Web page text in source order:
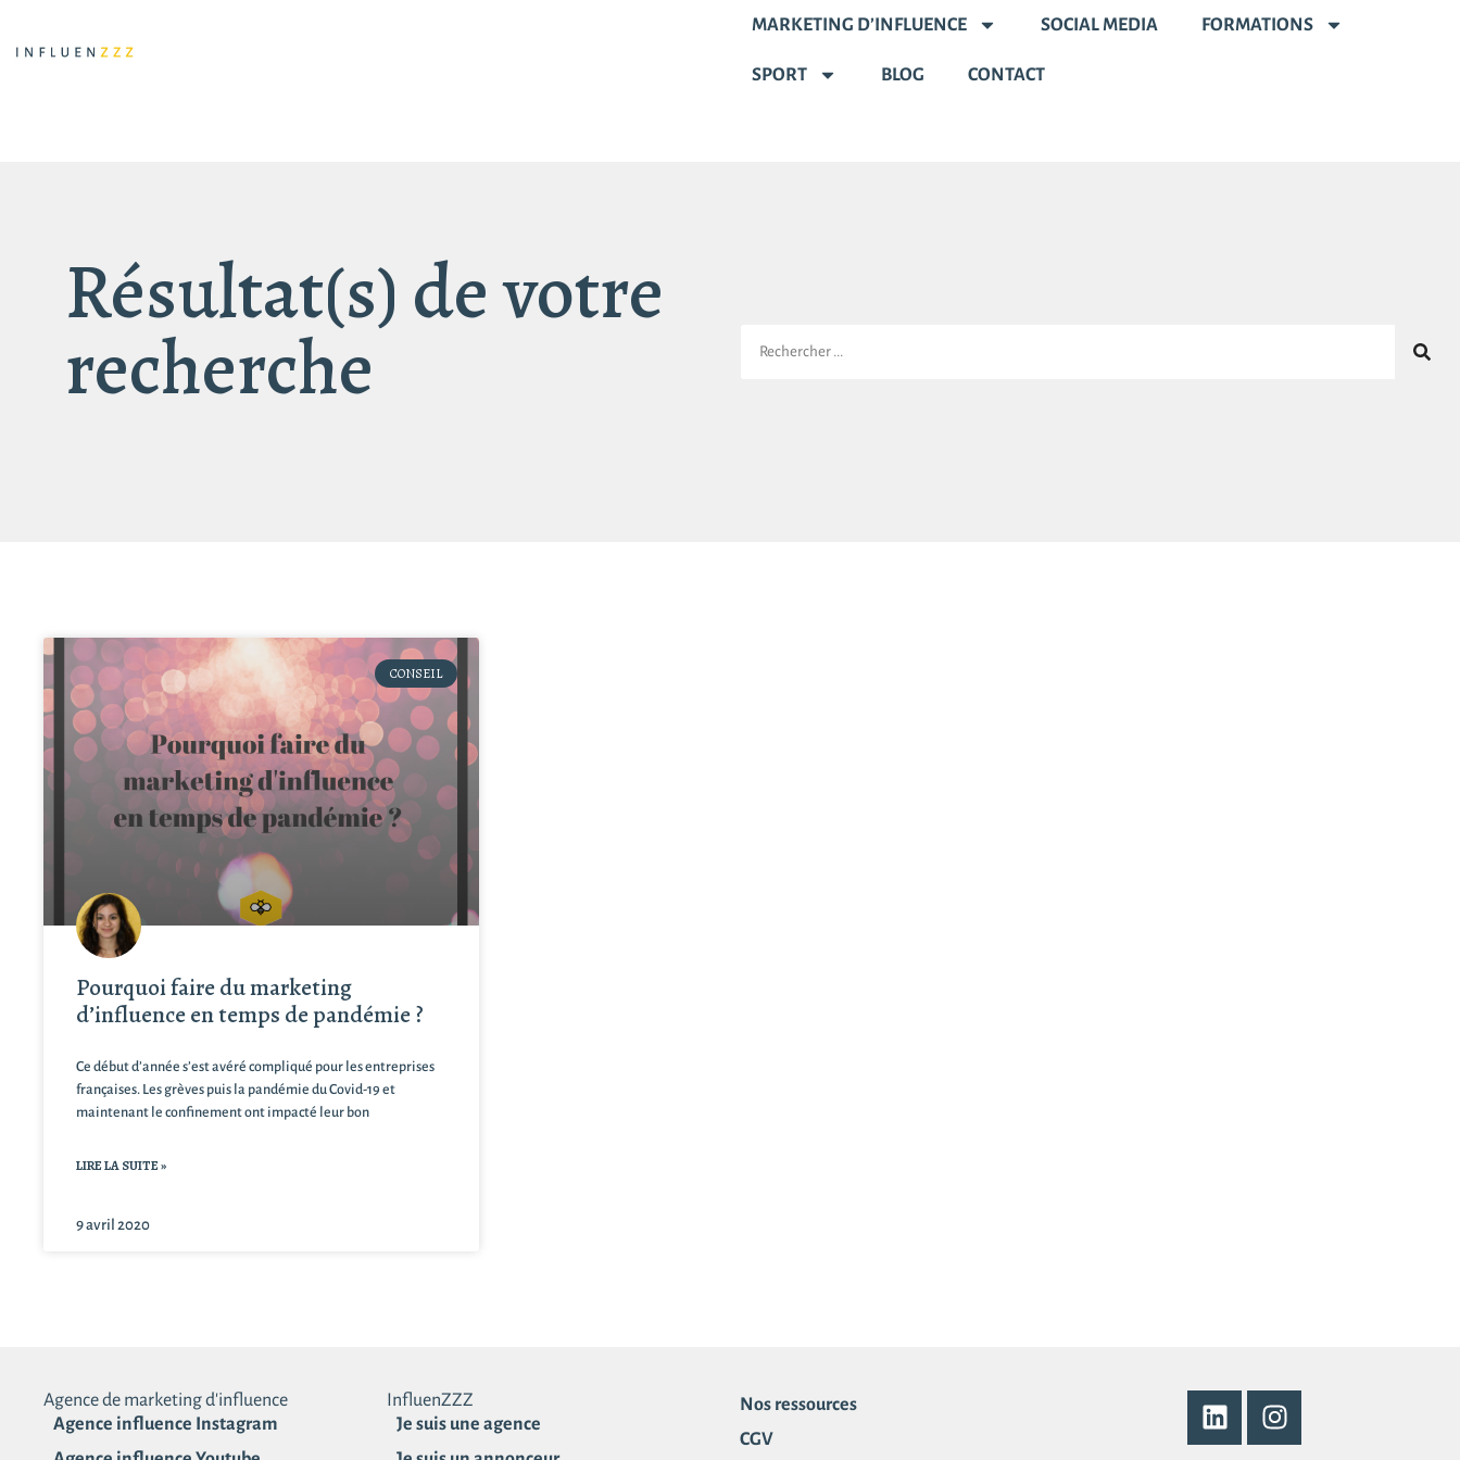
MARKETING D’INFLUENCE SOCIAL MEDIA FORMATIONS
SPORT BLOG CONTACT
Résultat(s) de votre
recherche
CONSEIL
Pourquoi faire du marketing
d’influence en temps de pandémie ?
Ce début d’année s’est avéré compliqué pour les entreprises
françaises. Les grèves puis la pandémie du Covid-19 et
maintenant le confinement ont impacté leur bon
LIRE LA SUITE »
9 avril 2020
Agence de marketing d'influence
Agence influence Instagram
InfluenZZZ
Je suis une agence
Nos ressources
CGV